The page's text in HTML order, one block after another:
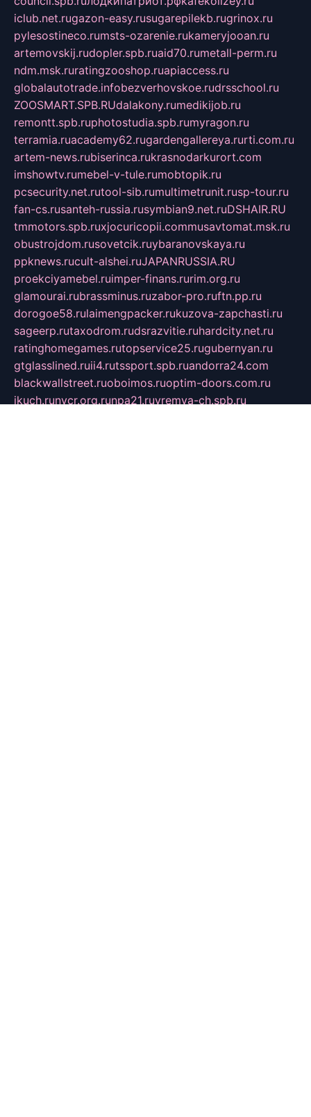
iclub.net.rugazon-easy.rusugarepilekb.rugrinox.ru
pylesostineco.rumsts-ozarenie.rukameryjooan.ru
artemovskij.rudopler.spb.ruaid70.rumetall-perm.ru
ndm.msk.ruratingzooshop.ruapiaccess.ru
globalautotrade.infobezverhovskoe.rudrsschool.ru
ZOOSMART.SPB.RUdalakony.rumedikijob.ru
remontt.spb.ruphotostudia.spb.rumyragon.ru
terramia.ruacademy62.rugardengallereya.rurti.com.ru
artem-news.rubiserinca.rukrasnodarkurort.com
imshowtv.rumebel-v-tule.rumobtopik.ru
pcsecurity.net.rutool-sib.rumultimetrunit.rusp-tour.ru
fan-cs.rusanteh-russia.rusymbian9.net.ruDSHAIR.RU
tmmotors.spb.ruxjocuricopii.commusavtomat.msk.ru
obustrojdom.rusovetcik.ruybaranovskaya.ru
ppknews.rucult-alshei.ruJAPANRUSSIA.RU
proekciyamebel.ruimper-finans.rurim.org.ru
glamourai.rubrassminus.ruzabor-pro.ruftn.pp.ru
dorogoe58.rulaimengpacker.rukuzova-zapchasti.ru
sageerp.rutaxodrom.rudsrazvitie.ruhardcity.net.ru
ratinghomegames.rutopservice25.rugubernyan.ru
gtglasslined.ruii4.rutssport.spb.ruandorra24.com
blackwallstreet.ruoboimos.ruoptim-doors.com.ru
ikuch.runycr.org.runpa21.ruvremya-ch.spb.ru